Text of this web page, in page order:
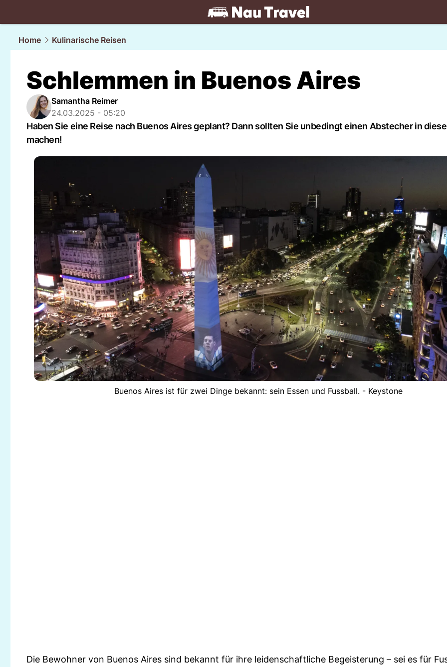
travel.NAU.ch
Home
Kulinarische Reisen
Schlemmen in Buenos Aires
Samantha Reimer
24.03.2025 - 05:20
Haben Sie eine Reise nach Buenos Aires geplant? Dann sollten Sie unbedingt einen Abstecher in
machen!
Buenos Aires ist für zwei Dinge bekannt: sein Essen und Fussball. - Keystone
Die Bewohner von Buenos Aires sind bekannt für ihre leidenschaftliche Begeisterung – sei es für